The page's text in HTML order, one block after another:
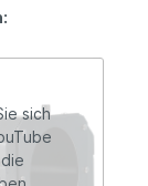
sich